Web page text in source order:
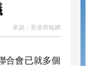
來源： 香港商報網
合會已就多個